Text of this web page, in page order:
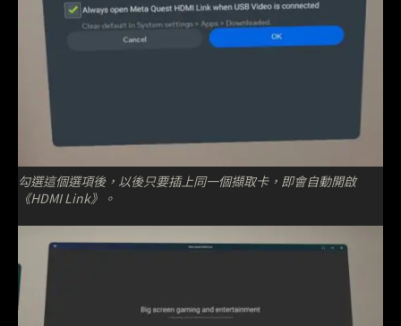
勾選這個選項後，以後只要插上同一個擷取卡，即會自動開啟
《HDMI Link》。